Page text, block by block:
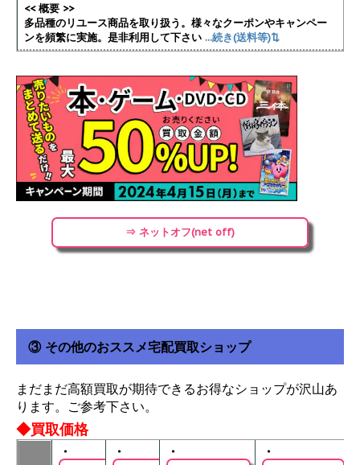
<< 概要 >>
多品種のリユース商品を取り扱う。様々なクーポンやキャンペー
ンを頻繁に実施。是非利用して下さい ...続き(送料等)⇅
⇒ ネットオフ(net off)
③ その他のおススメ宅配買取ショップ
まだまだ高額買取が期待できるお得なショップが沢山あ
ります。ご参考下さい。
◆買取価格
・
・
・
・